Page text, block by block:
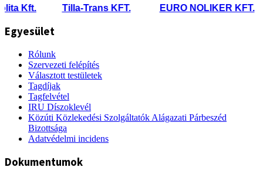
Kft. Tilla-Trans KFT. EURO NOLIKER KFT.
Egyesület
Rólunk
Szervezeti felépítés
Választott testületek
Tagdíjak
Tagfelvétel
IRU Díszoklevél
Közúti Közlekedési Szolgáltatók Alágazati Párbeszéd
Bizottsága
Adatvédelmi incidens
Dokumentumok